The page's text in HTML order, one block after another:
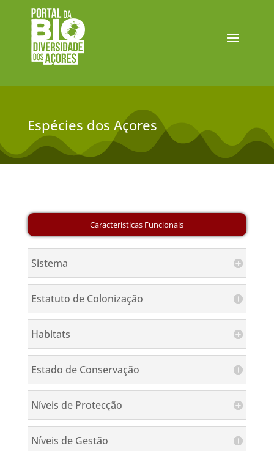
Espécies dos Açores
Sistema
Estatuto de Colonização
Habitats
Estado de Conservação
Níveis de Protecção
Níveis de Gestão